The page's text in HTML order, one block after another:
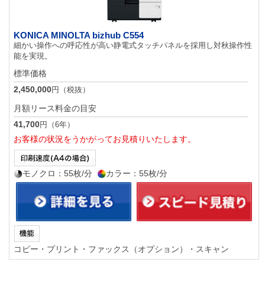
KONICA MINOLTA bizhub C554
細かい操作への呼応性が高い静電式タッチパネルを採用し対秋操作性
能を実現。
標準価格
2,450,000円（税抜）
月額リース料金の目安
41,700円（6年）
お客様の状況をうかがってお見積りいたします。
モノクロ：55枚/分 カラー：55枚/分
コピー・プリント・ファックス（オプション）・スキャン